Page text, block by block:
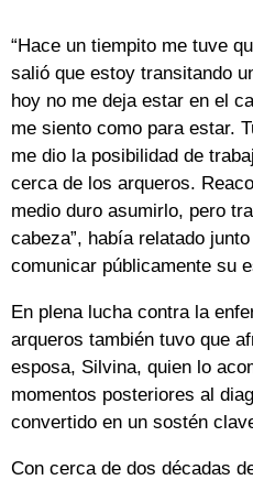
“Hace un tiempito me tuve
salió que estoy transitando
hoy no me deja estar en el
me siento como para estar.
me dio la posibilidad de
cerca de los arqueros.
medio duro asumirlo, pero
cabeza”, había relatado
comunicar públicamente su
En plena lucha contra la
arqueros también tuvo que
esposa, Silvina, quien lo
momentos posteriores al
convertido en un sostén
Con cerca de dos décadas